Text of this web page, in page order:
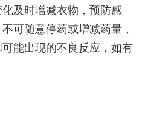
及时增减衣物，预防感
可随意停药或增减药量，
能出现的不良反应，如有